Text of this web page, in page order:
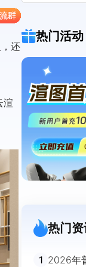
还
渲
热门活动
热门
1 2026年